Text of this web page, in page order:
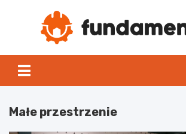
Małe przestrzenie